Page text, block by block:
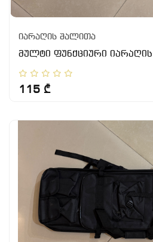
იარაღის შალითა
მულტი ფუნქციური
115 ₾